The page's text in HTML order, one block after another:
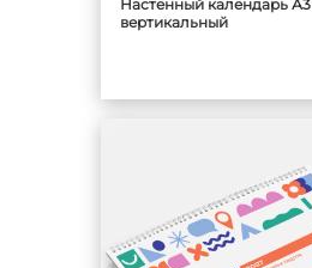
Настенный календарь А3
вертикальный